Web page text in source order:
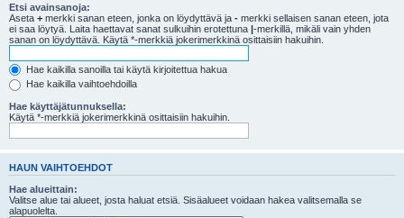
Etsi avainsanoja:
Aseta + merkki sanan eteen, jonka on löydyttävä ja - merkki sellaisen sanan eteen, jota
ei saa löytyä. Laita haettavat sanat sulkuihin erotettuna |-merkillä, mikäli vain yhden
sanan on löydyttävä. Käytä *-merkkiä jokerimerkkinä osittaisiin hakuihin.
Hae kaikilla sanoilla tai käytä kirjoitettua hakua
Hae kaikilla vaihtoehdoilla
Hae käyttäjätunnuksella:
Käytä *-merkkiä jokerimerkkinä osittaisiin hakuihin.
HAUN VAIHTOEHDOT
Hae alueittain:
Valitse alue tai alueet, josta haluat etsiä. Sisäalueet voidaan hakea valitsemalla se
alapuolelta.